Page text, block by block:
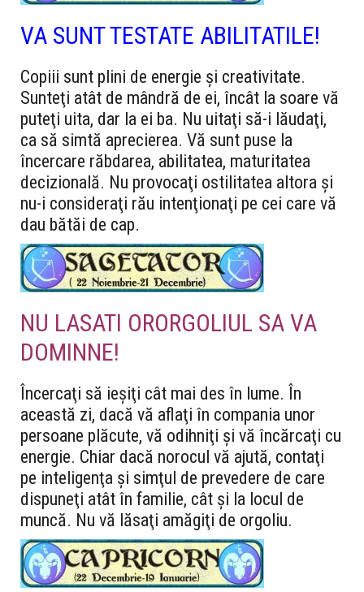
VA SUNT TESTATE ABILITATILE!
Copiii sunt plini de energie şi creativitate.
Sunteţi atât de mândră de ei, încât la soare vă
puteţi uita, dar la ei ba. Nu uitaţi să-i lăudaţi,
ca să simtă aprecierea. Vă sunt puse la
încercare răbdarea, abilitatea, maturitatea
decizională. Nu provocaţi ostilitatea altora şi
nu-i consideraţi rău intenţionaţi pe cei care vă
dau bătăi de cap.
NU LASATI ORORGOLIUL SA VA
DOMINNE!
Încercaţi să ieşiţi cât mai des în lume. În
această zi, dacă vă aflaţi în compania unor
persoane plăcute, vă odihniţi şi vă încărcaţi cu
energie. Chiar dacă norocul vă ajută, contaţi
pe inteligenţa şi simţul de prevedere de care
dispuneţi atât în familie, cât şi la locul de
muncă. Nu vă lăsaţi amăgiţi de orgoliu.